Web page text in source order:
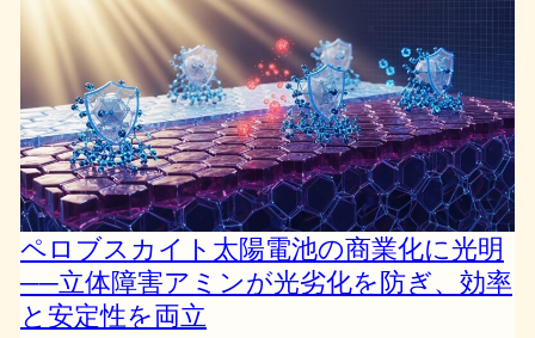
ペロブスカイト太陽電池の商業化に光明
──立体障害アミンが光劣化を防ぎ、効率
と安定性を両立